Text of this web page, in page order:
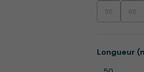
50(This option
60
Select
Longueur